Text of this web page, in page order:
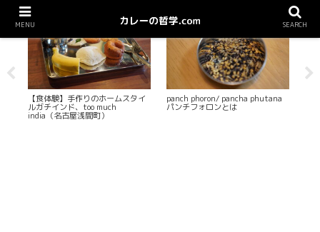
北インド料理店
【食体験】手作りのホームスタイ
ルガチインド、too much
india（名古屋浅間町）
カレーの用語辞典
panch phoron/ pancha phutana
パンチフォロンとは
MENU SEARCH